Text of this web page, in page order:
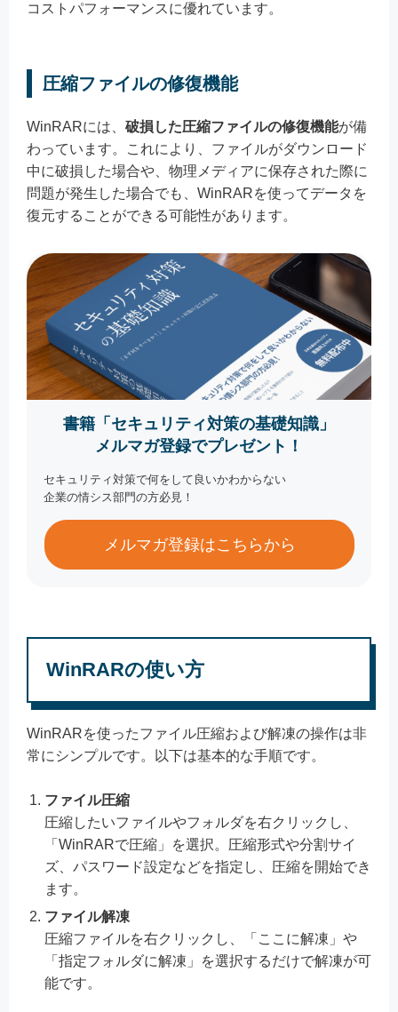
コストパフォーマンスに優れています。
圧縮ファイルの修復機能
WinRARには、 破損した圧縮ファイルの修復機能が備
わっています。これにより、ファイルがダウンロード
中に破損した場合や、物理メディアに保存された際に
問題が発生した場合でも、WinRARを使ってデータを
復元することができる可能性があります。
書籍「セキュリティ対策の基礎知識」
メルマガ登録でプレゼント！
セキュリティ対策で何をして良いかわからない
企業の情シス部門の方必見！
メルマガ登録はこちらから
WinRARの使い方
WinRARを使ったファイル圧縮および解凍の操作は非
常にシンプルです。以下は基本的な手順です。
ファイル圧縮
圧縮したいファイルやフォルダを右クリックし、
「WinRARで圧縮」を選択。圧縮形式や分割サイ
ズ、パスワード設定などを指定し、圧縮を開始でき
ます。
ファイル解凍
圧縮ファイルを右クリックし、「ここに解凍」や
「指定フォルダに解凍」を選択するだけで解凍が可
能です。